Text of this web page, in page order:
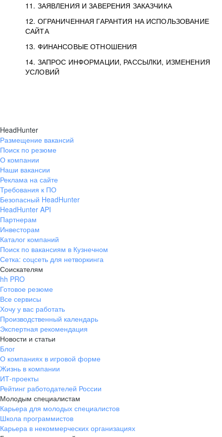
11. ЗАЯВЛЕНИЯ И ЗАВЕРЕНИЯ ЗАКАЗЧИКА
12. ОГРАНИЧЕННАЯ ГАРАНТИЯ НА ИСПОЛЬЗОВАНИЕ
САЙТА
13. ФИНАНСОВЫЕ ОТНОШЕНИЯ
14. ЗАПРОС ИНФОРМАЦИИ, РАССЫЛКИ, ИЗМЕНЕНИЯ
УСЛОВИЙ
HeadHunter
Размещение вакансий
Поиск по резюме
О компании
Наши вакансии
Реклама на сайте
Требования к ПО
Безопасный HeadHunter
HeadHunter API
Партнерам
Инвесторам
Каталог компаний
Поиск по вакансиям в Кузнечном
Сетка: соцсеть для нетворкинга
Соискателям
hh PRO
Готовое резюме
Все сервисы
Хочу у вас работать
Производственный календарь
Экспертная рекомендация
Новости и статьи
Блог
О компаниях в игровой форме
Жизнь в компании
ИТ-проекты
Рейтинг работодателей России
Молодым специалистам
Карьера для молодых специалистов
Школа программистов
Карьера в некоммерческих организациях